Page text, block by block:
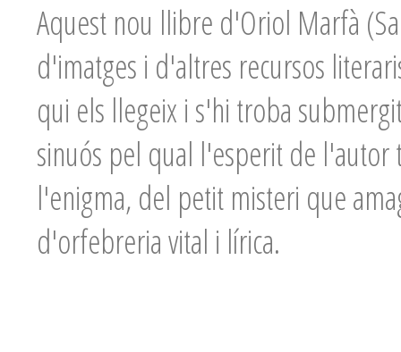
Aquest nou llibre d'Oriol Marfà
d'imatges i d'altres recursos
qui els llegeix i s'hi troba
sinuós pel qual l'esperit de l'autor
l'enigma, del petit misteri que
d'orfebreria vital i lírica.